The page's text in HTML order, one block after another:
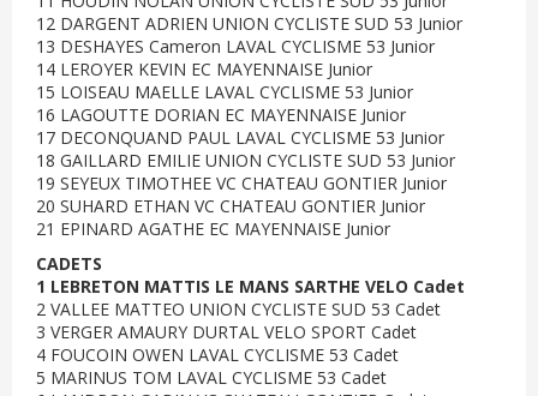
12 DARGENT ADRIEN UNION CYCLISTE SUD 53 Junior
13 DESHAYES Cameron LAVAL CYCLISME 53 Junior
14 LEROYER KEVIN EC MAYENNAISE Junior
15 LOISEAU MAELLE LAVAL CYCLISME 53 Junior
16 LAGOUTTE DORIAN EC MAYENNAISE Junior
17 DECONQUAND PAUL LAVAL CYCLISME 53 Junior
18 GAILLARD EMILIE UNION CYCLISTE SUD 53 Junior
19 SEYEUX TIMOTHEE VC CHATEAU GONTIER Junior
20 SUHARD ETHAN VC CHATEAU GONTIER Junior
21 EPINARD AGATHE EC MAYENNAISE Junior
CADETS
1 LEBRETON MATTIS LE MANS SARTHE VELO Cadet
2 VALLEE MATTEO UNION CYCLISTE SUD 53 Cadet
3 VERGER AMAURY DURTAL VELO SPORT Cadet
4 FOUCOIN OWEN LAVAL CYCLISME 53 Cadet
5 MARINUS TOM LAVAL CYCLISME 53 Cadet